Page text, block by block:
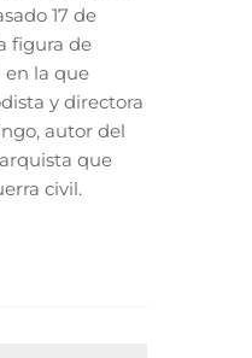
17 de
figura de
en la que
y directora
autor del
que
civil.